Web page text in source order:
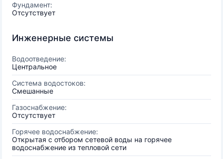
Фундамент:
Отсутствует
Инженерные системы
Водоотведение:
Центральное
Система водостоков:
Смешанные
Газоснабжение:
Отсутствует
Горячее водоснабжение:
Открытая с отбором сетевой воды на горячее
водоснабжение из тепловой сети